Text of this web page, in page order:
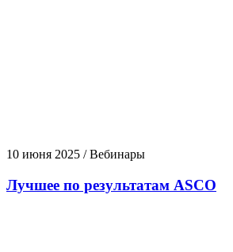
10 июня 2025 / Вебинары
Лучшее по результатам ASCO